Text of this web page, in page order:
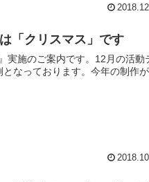
「クリスマス」です
実施のご案内です。12月の活動
なっております。今年の制作